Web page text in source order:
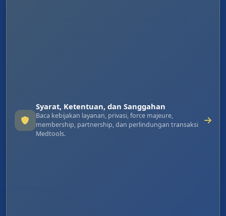
Syarat, Ketentuan, dan Sanggahan
Baca kebijakan layanan, privasi, force majeure,
membership, partnership, dan perlindungan transaksi
Medtools.